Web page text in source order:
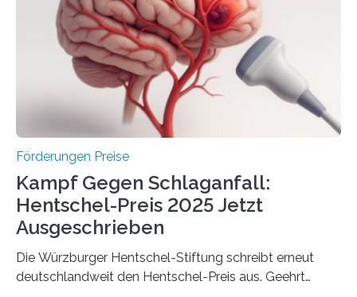
Innovationsprogramm Mittelstand (ZIM) und
Innovationskompetenz INNO-KOM. Auf dem
Innovationstag Mittelstand 2025 am 5. Juni 2025 in
Berlin überbrachte das Bundesministerium für
Wirtschaft und Energie eine gute Nachricht:
Überplanmäßige Verpflichtungsermächtigungen in
Förderungen Preise
Kampf Gegen Schlaganfall:
Hentschel-Preis 2025 Jetzt
Ausgeschrieben
Die Würzburger Hentschel-Stiftung schreibt erneut
deutschlandweit den Hentschel-Preis aus. Geehrt